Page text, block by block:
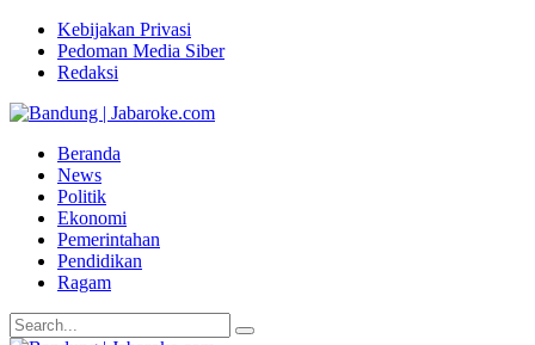
Kebijakan Privasi
Pedoman Media Siber
Redaksi
Beranda
News
Politik
Ekonomi
Pemerintahan
Pendidikan
Ragam